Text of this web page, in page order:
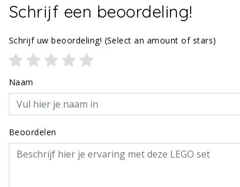
Schrijf een beoordeling!
Schrijf uw beoordeling! (Select an amount of stars)
Naam
Beoordelen